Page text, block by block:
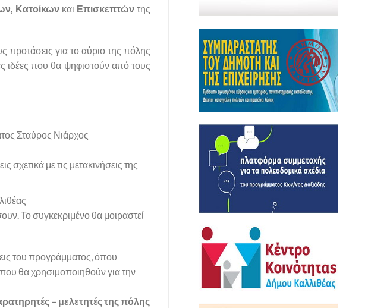
Κατοίκων και Επισκεπτών της
προτάσεις για το αύριο της πόλης
ιδέες που θα ψηφιστούν από τους
Σταύρος Νιάρχος
με τις μετακινήσεις της
Το συγκεκριμένο θα μοιραστεί
του προγράμματος, όπου
θα χρησιμοποιηθούν για την
– μελετητές της πόλης